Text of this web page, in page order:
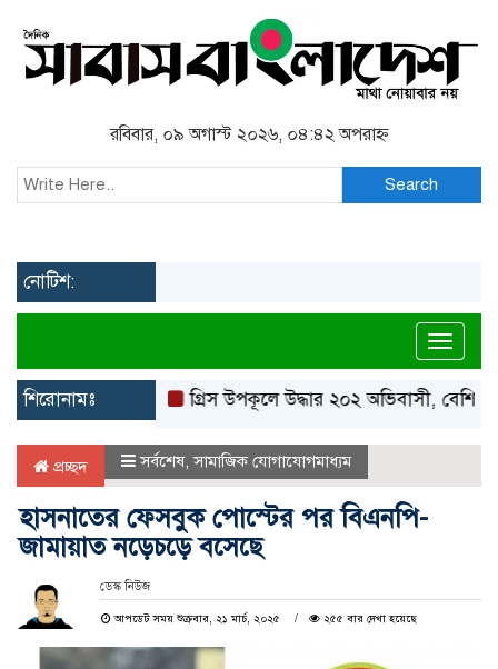
রবিবার, ০৯ অগাস্ট ২০২৬, ০৪:৪২ অপরাহ্ন
Search
নোটিশ:
শিরোনামঃ গ্রিস উপকূলে উদ্ধার ২০২ অভিবাসী, বেশিরভাগই
প্রচ্ছদ সর্বশেষ,সামাজিক যোগাযোগমাধ্যম
হাসনাতের ফেসবুক পোস্টের পর বিএনপি-
জামায়াত নড়েচড়ে বসেছে
ডেস্ক নিউজ
আপডেট সময় শুক্রবার, ২১ মার্চ, ২০২৫ ২৫৫ বার দেখা হয়েছে